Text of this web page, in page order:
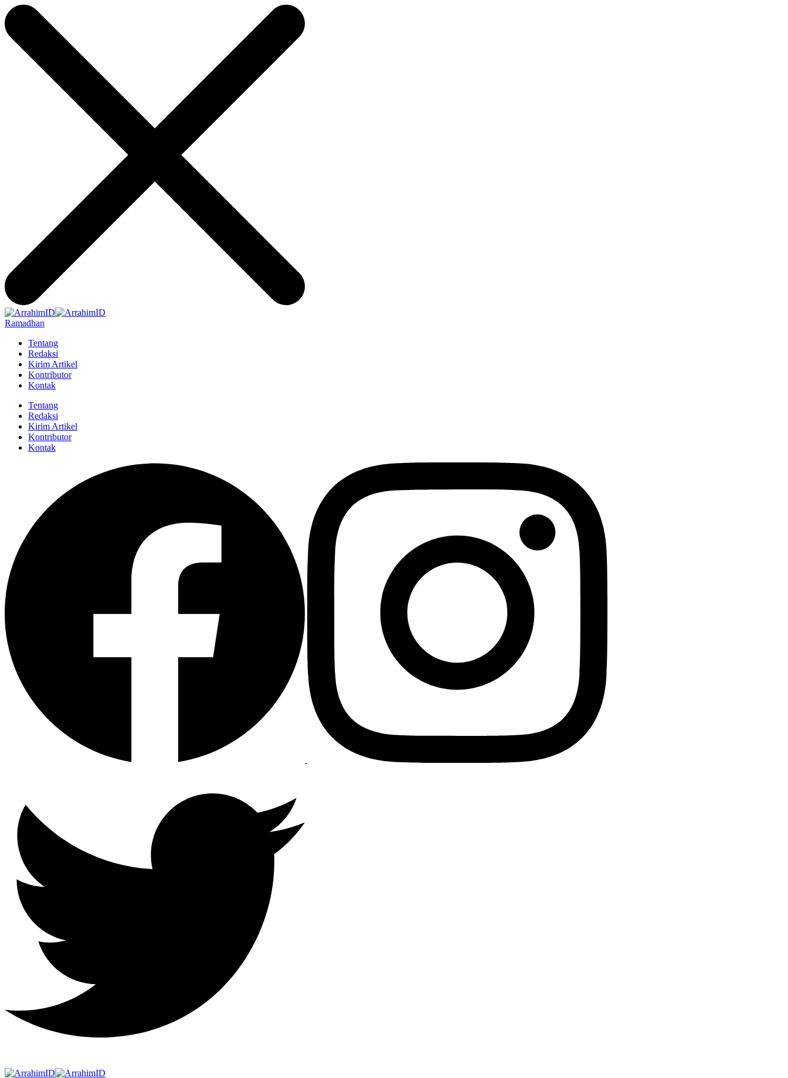
Ramadhan
Tentang
Redaksi
Kirim Artikel
Kontributor
Kontak
Tentang
Redaksi
Kirim Artikel
Kontributor
Kontak